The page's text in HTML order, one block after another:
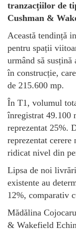
tranzacțiilor de
Cushman &
Această tendință
pentru spații
urmând să
în construcție,
de 215.600 mp.
În T1, volumul
înregistrat 49.100
reprezentat 25%.
reprezentat
ridicat nivel din
Lipsa de noi
existente au
12%, comparativ
Mădălina
& Wakefield